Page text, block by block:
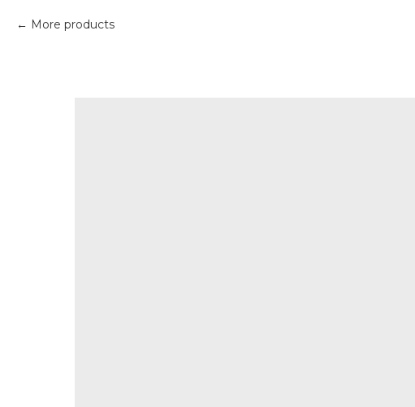
More products